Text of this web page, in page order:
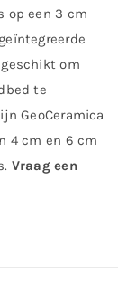
op een 3 cm
om
te
GeoCeramica
4 cm en 6 cm
Vraag een